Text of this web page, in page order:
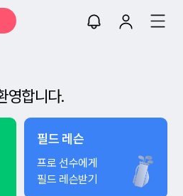
영합니다.
필드 레슨
프로 선수에게
필드 레슨받기